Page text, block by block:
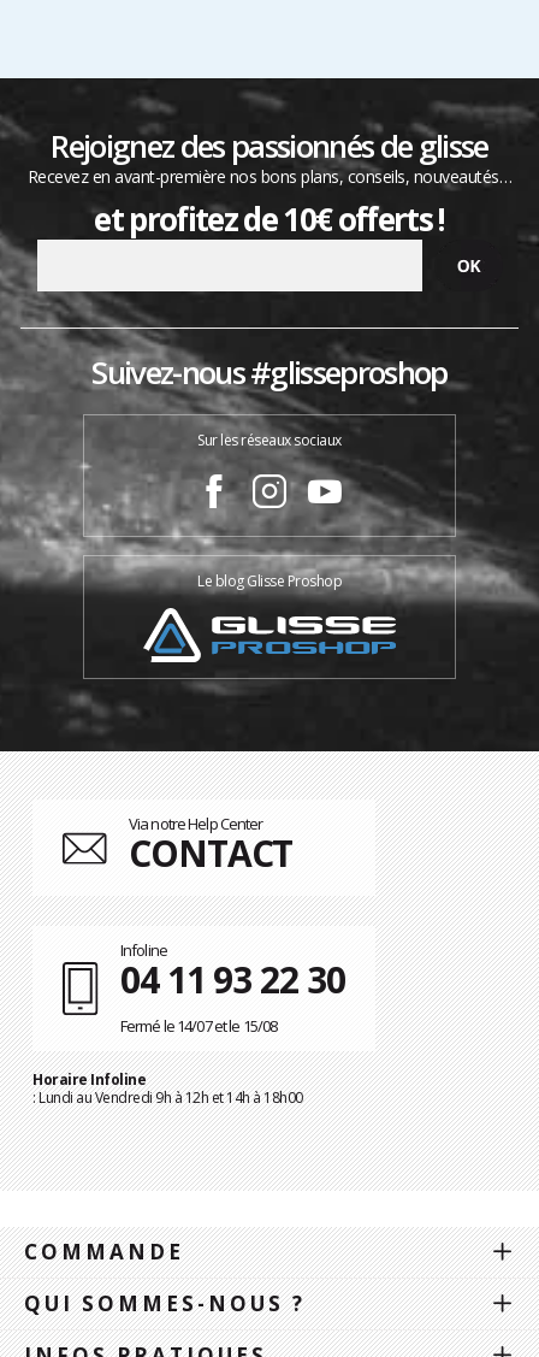
Rejoignez des passionnés de glisse
Recevez en avant-première nos bons plans, conseils, nouveautés…
et profitez de 10€ offerts !
Suivez-nous #glisseproshop
Sur les réseaux sociaux
Le blog Glisse Proshop
Via notre Help Center
CONTACT
Infoline
04 11 93 22 30
Fermé le 14/07 et le 15/08
Horaire Infoline
: Lundi au Vendredi 9h à 12h et 14h à 18h00
COMMANDE
QUI SOMMES-NOUS ?